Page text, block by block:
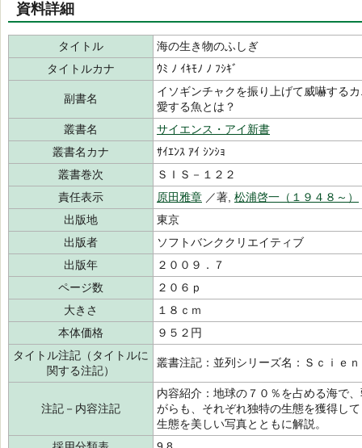
資料詳細
タイトル
海の生き物のふしぎ
タイトルカナ
ｳﾐ ﾉ ｲｷﾓﾉ ﾉ ﾌｼｷﾞ
副書名
イソギンチャクを振り上げて威嚇する
愛する魚とは？
叢書名
サイエンス・アイ新書
叢書名カナ
ｻｲｴﾝｽ ｱｲ ｼﾝｼｮ
叢書巻次
ＳＩＳ－１２２
責任表示
原田雅章 ／著, 松浦啓一（１９４８～）
出版地
東京
出版者
ソフトバンククリエイティブ
出版年
２００９．７
ページ数
２０６ｐ
大きさ
１８ｃｍ
本体価格
９５２円
タイトル注記（タイトルに
関する注記）
叢書注記：並列シリーズ名：Ｓｃｉ
注記－内容注記
内容紹介：地球の７０％を占める海で
がらも、それぞれ独特の生態を獲得し
生態を美しい写真とともに解説。